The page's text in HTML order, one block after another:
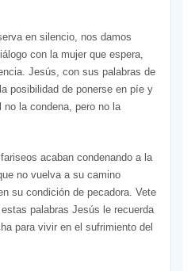
en silencio, nos damos
con la mujer que espera,
Jesús, con sus palabras de
posibilidad de ponerse en píe y
la condena, pero no la
acaban condenando a la
no vuelva a su camino
su condición de pecadora. Vete
palabras Jesús le recuerda
para vivir en el sufrimiento del